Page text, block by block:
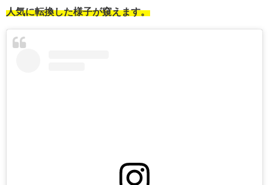
人気に転換した様子が窺えます。